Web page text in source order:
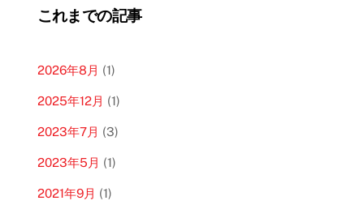
これまでの記事
2026年8月 (1)
2025年12月 (1)
2023年7月 (3)
2023年5月 (1)
2021年9月 (1)